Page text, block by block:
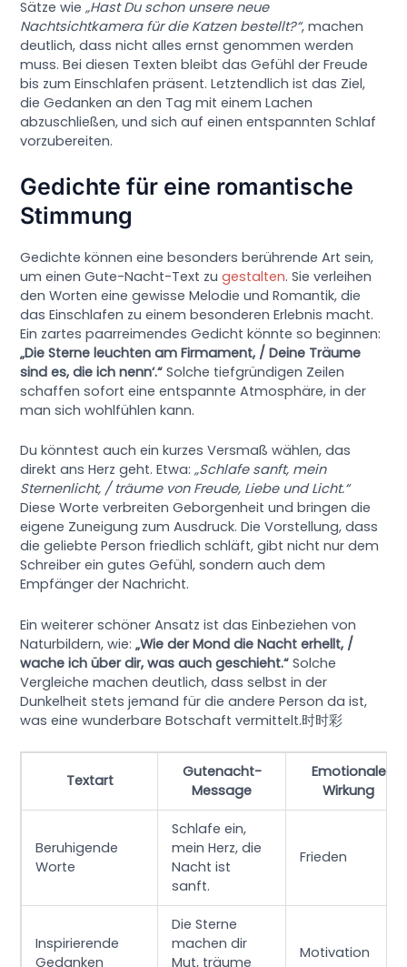
Sätze wie„Hast Du schon unsere neue
Nachtsichtkamera für die Katzen bestellt?“, machen
deutlich, dass nicht alles ernst genommen werden
muss. Bei diesen Texten bleibt das Gefühl der Freude
bis zum Einschlafen präsent. Letztendlich ist das Ziel,
die Gedanken an den Tag mit einem Lachen
abzuschließen, und sich auf einen entspannten Schlaf
vorzubereiten.
Gedichte für eine romantische
Stimmung
Gedichte können eine besonders berührende Art sein,
um einen Gute-Nacht-Text zugestalten. Sie verleihen
den Worten eine gewisse Melodie und Romantik, die
das Einschlafen zu einem besonderen Erlebnis macht.
Ein zartes paarreimendes Gedicht könnte so beginnen:
„Die Sterne leuchten am Firmament, / Deine Träume
sind es, die ich nenn‘.“ Solche tiefgründigen Zeilen
schaffen sofort eine entspannte Atmosphäre, in der
man sich wohlfühlen kann.
Du könntest auch ein kurzes Versmaß wählen, das
direkt ans Herz geht. Etwa:„Schlafe sanft, mein
Sternenlicht, / träume von Freude, Liebe und Licht.“
Diese Worte verbreiten Geborgenheit und bringen die
eigene Zuneigung zum Ausdruck. Die Vorstellung, dass
die geliebte Person friedlich schläft, gibt nicht nur dem
Schreiber ein gutes Gefühl, sondern auch dem
Empfänger der Nachricht.
Ein weiterer schöner Ansatz ist das Einbeziehen von
Naturbildern, wie:„Wie der Mond die Nacht erhellt, /
wache ich über dir, was auch geschieht.“ Solche
Vergleiche machen deutlich, dass selbst in der
Dunkelheit stets jemand für die andere Person da ist,
was eine wunderbare Botschaft vermittelt.时时彩
Textart
Gutenacht-
Message
Emotionale
Wirkung
Beruhigende
Worte
Schlafe ein,
mein Herz, die
Nacht ist
sanft.
Frieden
Inspirierende
Gedanken
Die Sterne
machen dir
Mut, träume
Motivation